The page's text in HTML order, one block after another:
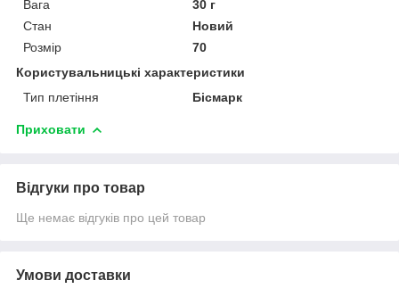
Вага
30 г
Стан
Новий
Розмір
70
Користувальницькі характеристики
Тип плетіння
Бісмарк
Приховати
Відгуки про товар
Ще немає відгуків про цей товар
Умови доставки